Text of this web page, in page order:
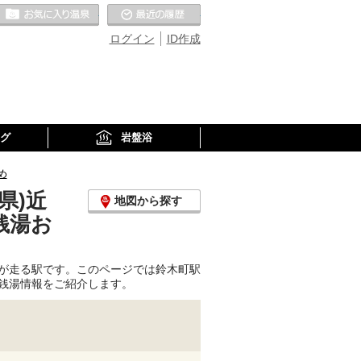
ID作成
ログイン
お気に入りの温泉
岩盤浴
)近
湯お
地図から探す
走る駅です。このページでは鈴木町駅
情報をご紹介します。